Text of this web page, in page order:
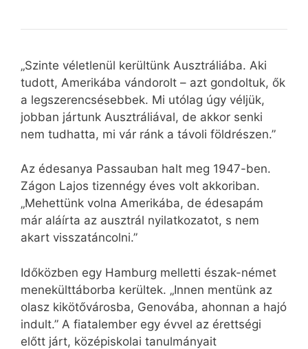
„Szinte véletlenül kerültünk Ausztráliába. Aki
tudott, Amerikába vándorolt – azt gondoltuk, ők
a legszerencsésebbek. Mi utólag úgy véljük,
jobban jártunk Ausztráliával, de akkor senki
nem tudhatta, mi vár ránk a távoli földrészen.”
Az édesanya Passauban halt meg 1947-ben.
Zágon Lajos tizennégy éves volt akkoriban.
„Mehettünk volna Amerikába, de édesapám
már aláírta az ausztrál nyilatkozatot, s nem
akart visszatáncolni.”
Időközben egy Hamburg melletti észak-német
menekülttáborba kerültek. „Innen mentünk az
olasz kikötővárosba, Genovába, ahonnan a hajó
indult.” A fiatalember egy évvel az érettségi
előtt járt, középiskolai tanulmányait